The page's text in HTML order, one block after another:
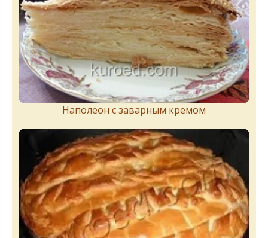
Наполеон с заварным кремом